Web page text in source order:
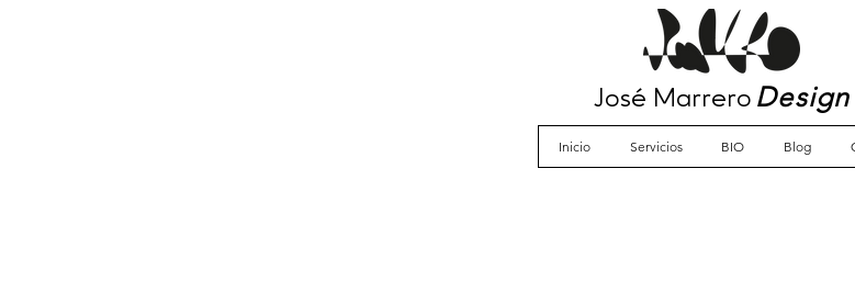
José Marrero Design
Inicio Servicios BIO Blog